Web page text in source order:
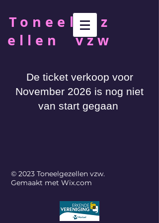
Toneelgez
ellen vzw
De ticket verkoop voor
November 2026 is nog niet
van start gegaan
© 2023 Toneelgezellen vzw.
Gemaakt met Wix.com